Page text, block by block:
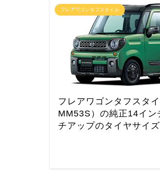
フレアワゴンタフスタイル
フレアワゴンタフスタ
MM53S）の純正14イン
チアップのタイヤサイ